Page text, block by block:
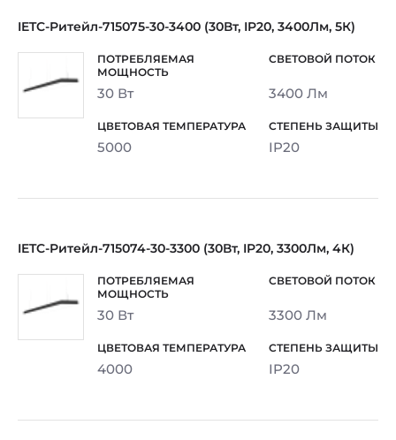
IETC-Ритейл-715075-30-3400 (30Вт, IP20, 3400Лм, 5К)
30 Вт 3400 Лм
5000 IP20
IETC-Ритейл-715074-30-3300 (30Вт, IP20, 3300Лм, 4К)
30 Вт 3300 Лм
4000 IP20